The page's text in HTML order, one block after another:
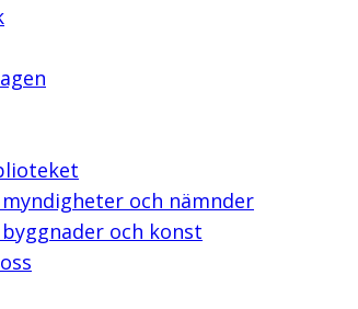
myndigheter och nämnder
byggnader och konst